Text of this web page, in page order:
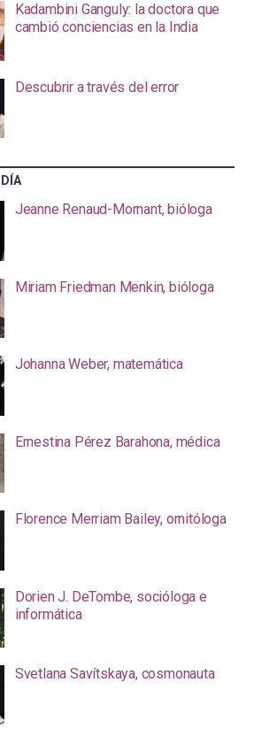
Kadambini Ganguly: la doctora que
cambió conciencias en la India
Descubrir a través del error
Jeanne Renaud-Mornant, bióloga
Miriam Friedman Menkin, bióloga
Johanna Weber, matemática
Ernestina Pérez Barahona, médica
Florence Merriam Bailey, ornitóloga
Dorien J. DeTombe, socióloga e
informática
Svetlana Savítskaya, cosmonauta